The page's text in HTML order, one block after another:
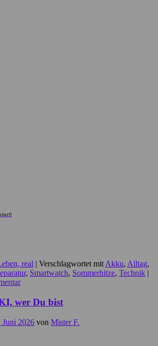
real | Verschlagwortet mit Akku, Alltag,
, Smartwatch, Sommerhitze, Technik |
wer Du bist
Juni 2026 von Mister F.